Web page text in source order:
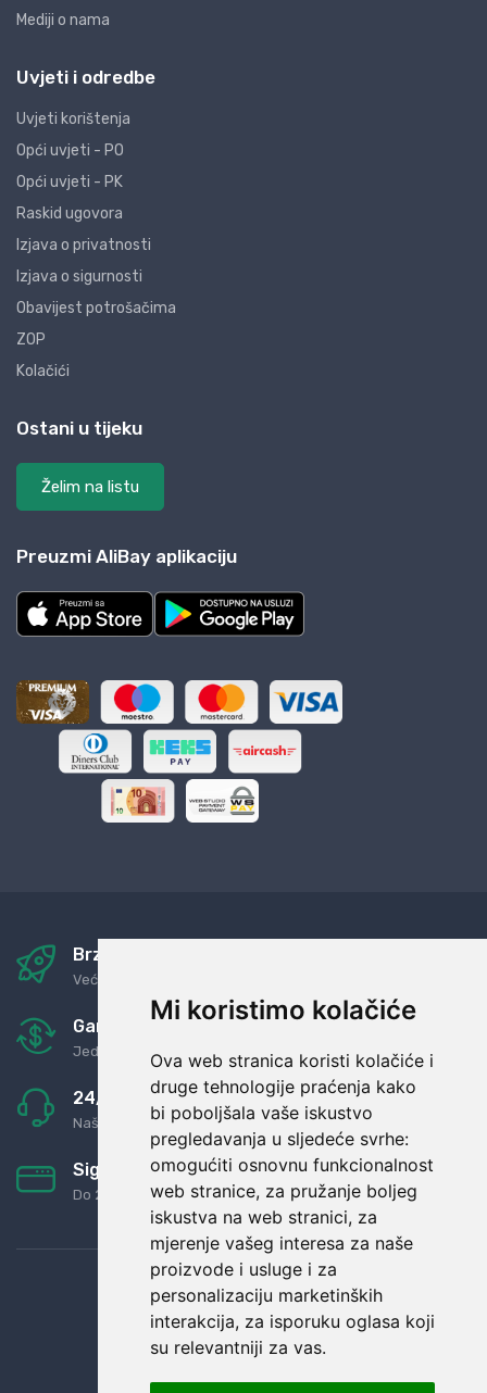
Mi koristimo kolačiće
Ova web stranica koristi kolačiće i
druge tehnologije praćenja kako
bi poboljšala vaše iskustvo
pregledavanja u sljedeće svrhe:
omogućiti osnovnu funkcionalnost
web stranice, za pružanje boljeg
iskustva na web stranici, za
mjerenje vašeg interesa za naše
proizvode i usluge i za
personalizaciju marketinških
interakcija, za isporuku oglasa koji
su relevantniji za vas.
Mediji o nama
Uvjeti i odredbe
Uvjeti korištenja
Opći uvjeti - PO
Opći uvjeti - PK
Raskid ugovora
Izjava o privatnosti
Izjava o sigurnosti
Obavijest potrošačima
ZOP
Kolačići
Ostani u tijeku
Želim na listu
Preuzmi AliBay aplikaciju
Brza i sigurna dostava
Već za nekoliko dana kod vas
Garancija u povrat novaca
Jednostavno pravilo: Roba za novac
24/7 odlična podrška
Naši agenti uvijek na raspolaganju
Sigurno obročno plaćanje
Do 24 rata bez kamata